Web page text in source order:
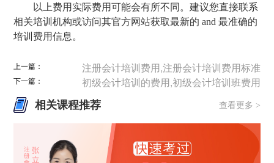
以上费用实际费用可能会有所不同。建议您直接联系
相关培训机构或访问其官方网站获取最新的 and 最准确的
培训费用信息。
上一篇： 注册会计培训费用,注册会计培训费用标准
下一篇： 初级会计培训的费用,初级会计培训班费用
相关课程推荐 查看更多 >